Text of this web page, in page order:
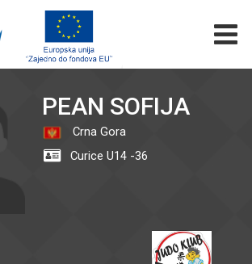
PEAN SOFIJA
Crna Gora
Curice U14 -36